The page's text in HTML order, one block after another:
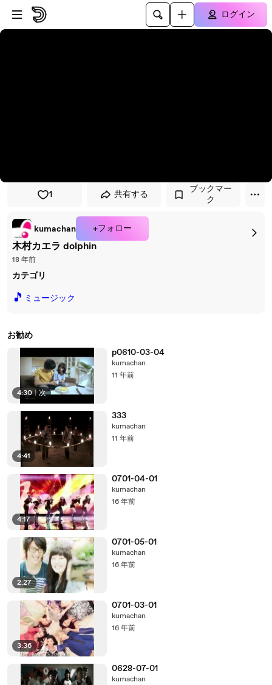
プレイヤーにスキップ
メインコンテンツにスキップ
ログイン
1 共有する
ブックマー
ク
kumachan +フォロー
木村カエラ dolphin
18 年前
カテゴリ
🎵 ミュージック
お勧め
4:30 | 次
p0610-03-04
kumachan
11 年前
4:41
333
kumachan
11 年前
4:17
0701-04-01
kumachan
16 年前
2:27
0701-05-01
kumachan
16 年前
3:36
0701-03-01
kumachan
16 年前
0628-07-01
kumachan